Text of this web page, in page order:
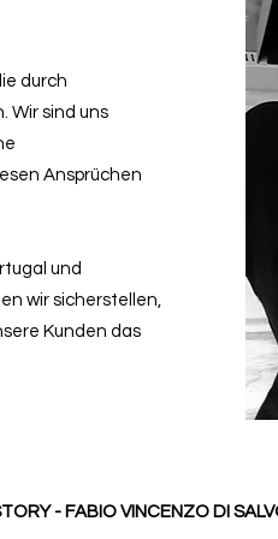
durch
Wir sind uns
Ansprüchen
und
wir sicherstellen,
Kunden das
- FABIO VINCENZO DI